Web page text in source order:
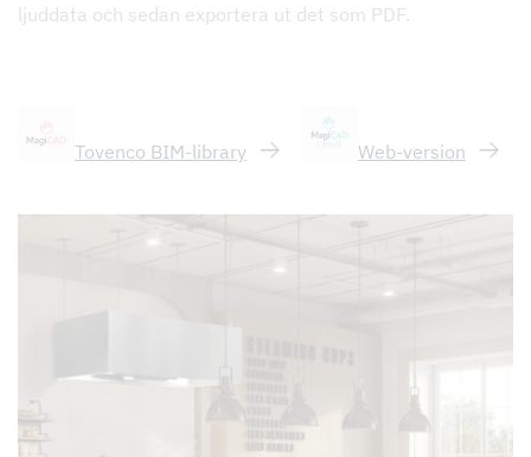
ljuddata och sedan exportera ut det som PDF.
Tovenco BIM-library Web-version